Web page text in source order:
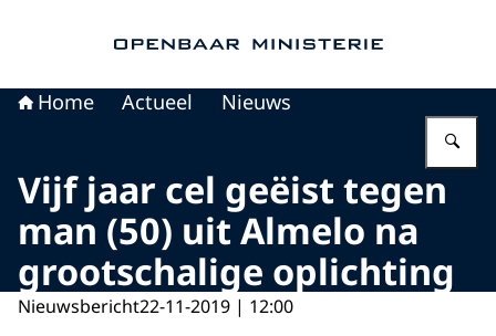
Home Actueel Nieuws
Vijf jaar cel geëist tegen
man (50) uit Almelo na
grootschalige oplichting
Nieuwsbericht22-11-2019 | 12:00